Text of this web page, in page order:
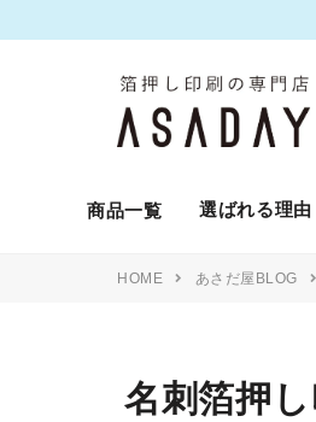
商品一覧 選ばれる理由
HOME あさだ屋BLOG
名刺箔押